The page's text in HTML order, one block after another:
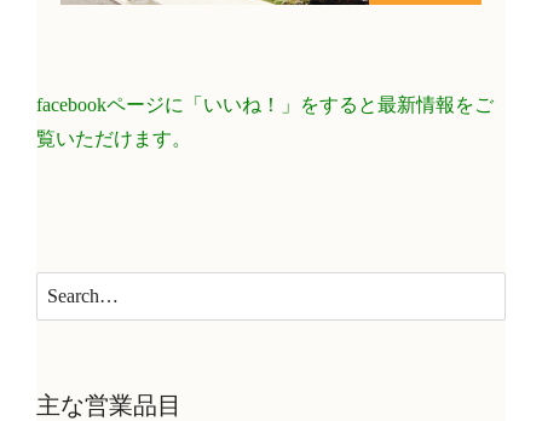
facebookページに「いいね！」をすると最新情報をご
覧いただけます。
主な営業品目